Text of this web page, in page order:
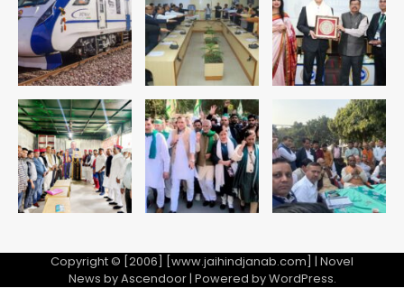
Copyright © [2006] [www.jaihindjanab.com] | Novel
News byAscendoor| Powered byWordPress.